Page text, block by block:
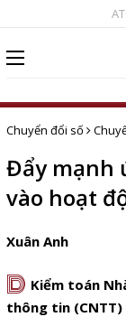
Chuyển đổi số
Đẩy mạnh
vào hoạt
Xuân Anh
D Kiểm toán
thông tin (CNTT)